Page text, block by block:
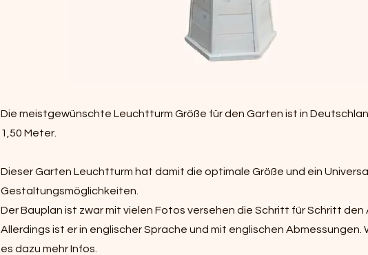
Die meistgewünschte Leuchtturm Größe für den Garten ist in
1,50 Meter.
Dieser Garten Leuchtturm hat damit die optimale Größe und ein
Gestaltungsmöglichkeiten.
Der Bauplan ist zwar mit vielen Fotos versehen die Schritt für Schritt den
Allerdings ist er in englischer Sprache und mit englischen
es dazu mehr Infos.